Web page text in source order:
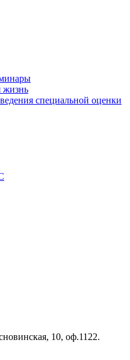
жизнь
специальной оценки
10, оф.1122.